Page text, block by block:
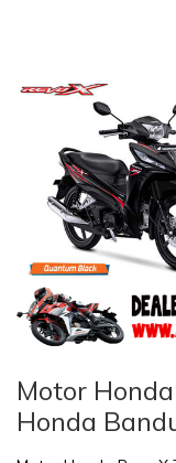
Motor
Honda